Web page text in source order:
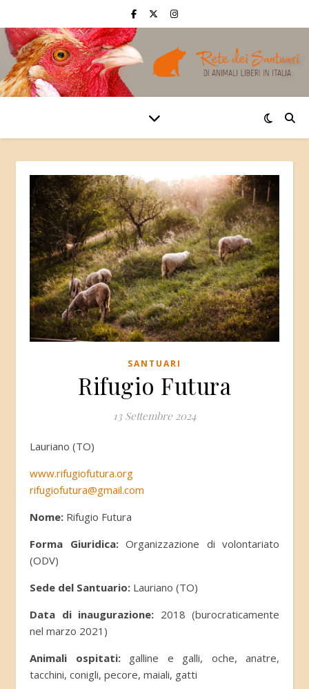
SANTUARI
Rifugio Futura
13 Settembre 2024
Lauriano (TO)
www.rifugiofutura.org
rifugiofutura@gmail.com
Nome: Rifugio Futura
Forma Giuridica:Organizzazione di volontariato
(ODV)
Sede del Santuario: Lauriano (TO)
Data di inaugurazione: 2018 (burocraticamente
nel marzo 2021)
Animali ospitati:galline e galli, oche, anatre,
tacchini, conigli, pecore, maiali, gatti